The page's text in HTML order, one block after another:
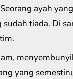
ayah
tiada. Di
yang